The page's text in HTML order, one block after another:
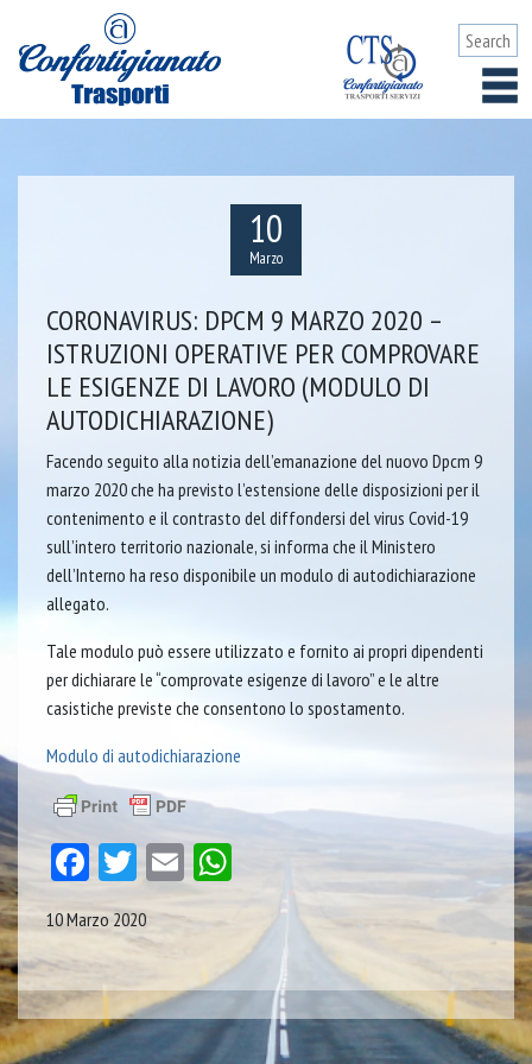
10
Marzo
CORONAVIRUS: DPCM 9 MARZO 2020 –
ISTRUZIONI OPERATIVE PER COMPROVARE
LE ESIGENZE DI LAVORO (MODULO DI
AUTODICHIARAZIONE)
Facendo seguito alla notizia dell’emanazione del nuovo Dpcm 9
marzo 2020 che ha previsto l’estensione delle disposizioni per il
contenimento e il contrasto del diffondersi del virus Covid-19
sull’intero territorio nazionale, si informa che il Ministero
dell’Interno ha reso disponibile un modulo di autodichiarazione
allegato.
Tale modulo può essere utilizzato e fornito ai propri dipendenti
per dichiarare le “comprovate esigenze di lavoro” e le altre
casistiche previste che consentono lo spostamento.
Modulo di autodichiarazione
Facebook
Twitter
Email WhatsApp
10 Marzo 2020